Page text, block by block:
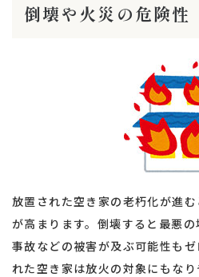
倒壊や火災の危険性
放置された空き家の老朽化が進
が高まります。倒壊すると最悪
事故などの被害が及ぶ可能性も
れた空き家は放火の対象にもな